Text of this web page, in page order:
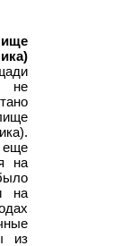
еще
на
на
из